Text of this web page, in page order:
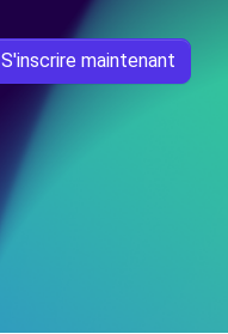
S'inscrire maintenant